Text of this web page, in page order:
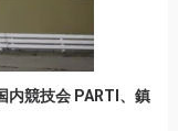
内競技会 PARTI、鎮